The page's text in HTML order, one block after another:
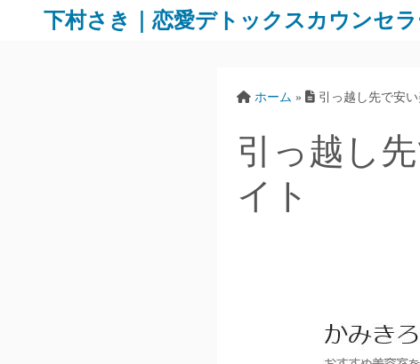
下村さき｜恋愛デトックスカウンセ
ホーム » 引っ越し先で安
引っ越し
イト